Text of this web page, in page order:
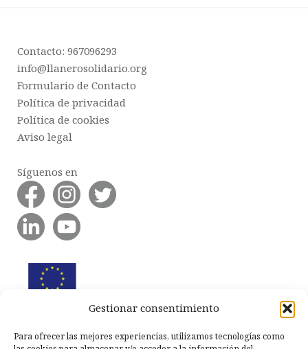
Gestionar consentimiento
Para ofrecer las mejores experiencias, utilizamos tecnologías como
Contacto: 967096293
info@llanerosolidario.org
Formulario de Contacto
Política de privacidad
Política de cookies
Aviso legal
Síguenos en